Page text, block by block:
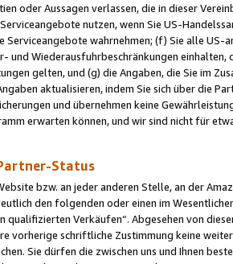
oder Aussagen verlassen, die in dieser
nutzen, wenn Sie US-
Serviceangebote wahrnehmen; (f) Sie alle
und Wiederausfuhrbeschränkungen
gelten, und (g) die Angaben, die Sie im
aktualisieren, indem Sie sich über die
und übernehmen keine
erwarten können, und wir sind nicht für
Status
bzw. an jeder anderen Stelle, an der
den folgenden oder einen im
qualifizierten Verkäufen“. Abgesehen von
vorherige schriftliche Zustimmung keine
Sie dürfen die zwischen uns und Ihnen